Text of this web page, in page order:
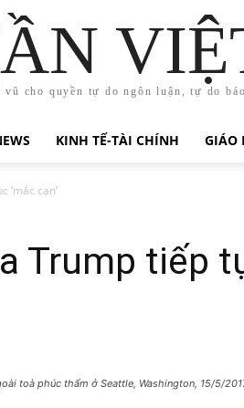
vũ cho quyền tự do ngôn luận, tự do
KINH TẾ-TÀI CHÍNH GIÁO
‘mắc cạn’
Trump tiếp
toà phúc thẩm ở Seattle, Washington, 15/5/